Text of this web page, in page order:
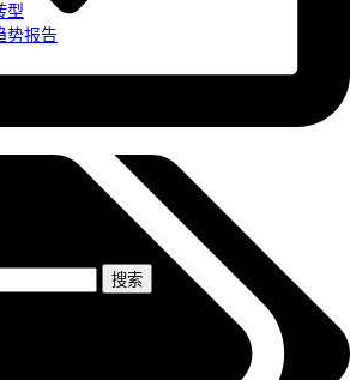
型
势报告